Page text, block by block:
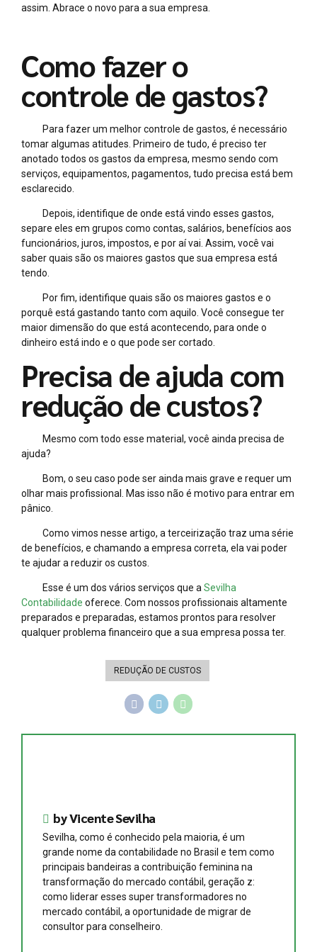
assim. Abrace o novo para a sua empresa.
Como fazer o
controle de gastos?
Para fazer um melhor controle de gastos, é necessário
tomar algumas atitudes. Primeiro de tudo, é preciso ter
anotado todos os gastos da empresa, mesmo sendo com
serviços, equipamentos, pagamentos, tudo precisa está bem
esclarecido.
Depois, identifique de onde está vindo esses gastos,
separe eles em grupos como contas, salários, benefícios aos
funcionários, juros, impostos, e por aí vai. Assim, você vai
saber quais são os maiores gastos que sua empresa está
tendo.
Por fim, identifique quais são os maiores gastos e o
porquê está gastando tanto com aquilo. Você consegue ter
maior dimensão do que está acontecendo, para onde o
dinheiro está indo e o que pode ser cortado.
Precisa de ajuda com
redução de custos?
Mesmo com todo esse material, você ainda precisa de
ajuda?
Bom, o seu caso pode ser ainda mais grave e requer um
olhar mais profissional. Mas isso não é motivo para entrar em
pânico.
Como vimos nesse artigo, a terceirização traz uma série
de benefícios, e chamando a empresa correta, ela vai poder
te ajudar a reduzir os custos.
Esse é um dos vários serviços que a Sevilha
Contabilidade oferece. Com nossos profissionais altamente
preparados e preparadas, estamos prontos para resolver
qualquer problema financeiro que a sua empresa possa ter.
REDUÇÃO DE CUSTOS
by Vicente Sevilha
Sevilha, como é conhecido pela maioria, é um
grande nome da contabilidade no Brasil e tem como
principais bandeiras a contribuição feminina na
transformação do mercado contábil, geração z:
como liderar esses super transformadores no
mercado contábil, a oportunidade de migrar de
consultor para conselheiro.